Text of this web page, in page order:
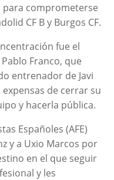
comprometerse
CF B y Burgos CF.
fue el
Franco, que
entrenador de Javi
de cerrar su
y hacerla pública.
Españoles (AFE)
y a Uxio Marcos por
en el que seguir
y les